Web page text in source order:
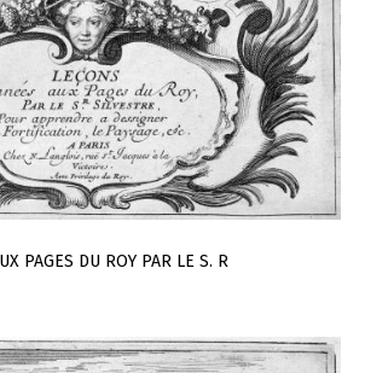
PAGES DU ROY PAR LE S. R